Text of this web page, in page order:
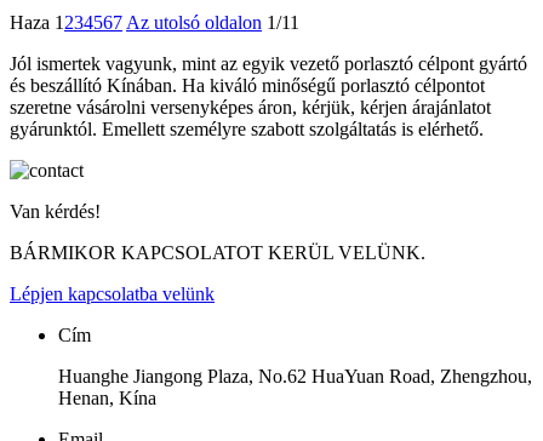
Haza 1 234567 Az utolsó oldalon 1/11
Jól ismertek vagyunk, mint az egyik vezető porlasztó célpont gyártó
és beszállító Kínában. Ha kiváló minőségű porlasztó célpontot
szeretne vásárolni versenyképes áron, kérjük, kérjen árajánlatot
gyárunktól. Emellett személyre szabott szolgáltatás is elérhető.
Van kérdés!
BÁRMIKOR KAPCSOLATOT KERÜL VELÜNK.
Lépjen kapcsolatba velünk
Cím
Huanghe Jiangong Plaza, No.62 HuaYuan Road, Zhengzhou,
Henan, Kína